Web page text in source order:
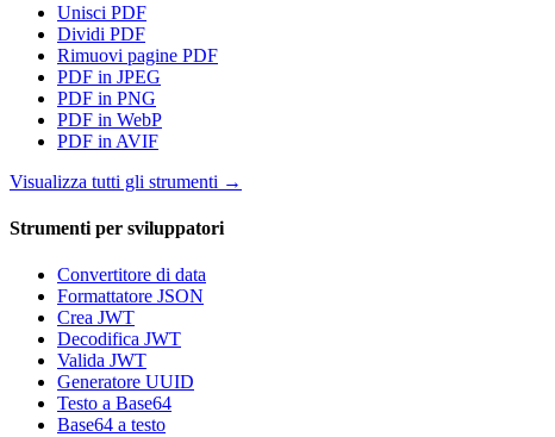
Unisci PDF
Dividi PDF
Rimuovi pagine PDF
PDF in JPEG
PDF in PNG
PDF in WebP
PDF in AVIF
Visualizza tutti gli strumenti →
Strumenti per sviluppatori
Convertitore di data
Formattatore JSON
Crea JWT
Decodifica JWT
Valida JWT
Generatore UUID
Testo a Base64
Base64 a testo